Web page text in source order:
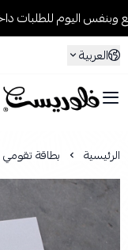
للطلبات داخل الرياض
العربية
فلوريست Florist
الرئيسية بطاقة تقومي